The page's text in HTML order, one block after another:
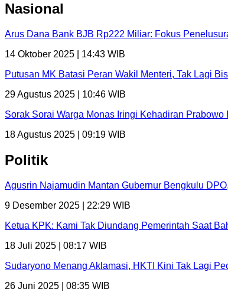
Nasional
Arus Dana Bank BJB Rp222 Miliar: Fokus
14 Oktober 2025 | 14:43 WIB
Putusan MK Batasi Peran Wakil Menteri, Tak Lagi
29 Agustus 2025 | 10:46 WIB
Sorak Sorai Warga Monas Iringi Kehadiran Prabowo
18 Agustus 2025 | 09:19 WIB
Politik
Agusrin Najamudin Mantan Gubernur Bengkulu
9 Desember 2025 | 22:29 WIB
Ketua KPK: Kami Tak Diundang Pemerintah Saat
18 Juli 2025 | 08:17 WIB
Sudaryono Menang Aklamasi, HKTI Kini Tak Lagi
26 Juni 2025 | 08:35 WIB